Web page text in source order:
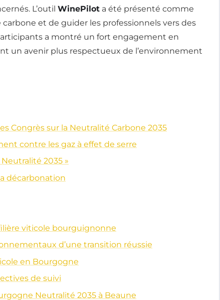
L’outil WinePilot a été présenté comme
et de guider les professionnels vers des
a montré un fort engagement en
un avenir plus respectueux de l’environnement
Congrès sur la Neutralité Carbone 2035
contre les gaz à effet de serre
2035 »
décarbonation
viticole bourguignonne
d’une transition réussie
en Bourgogne
de suivi
Neutralité 2035 à Beaune